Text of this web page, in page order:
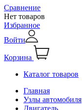
Сравнение
Нет товаров
Избранное
Войти
Корзина
Каталог товаров
Главная
Узлы автомобиля